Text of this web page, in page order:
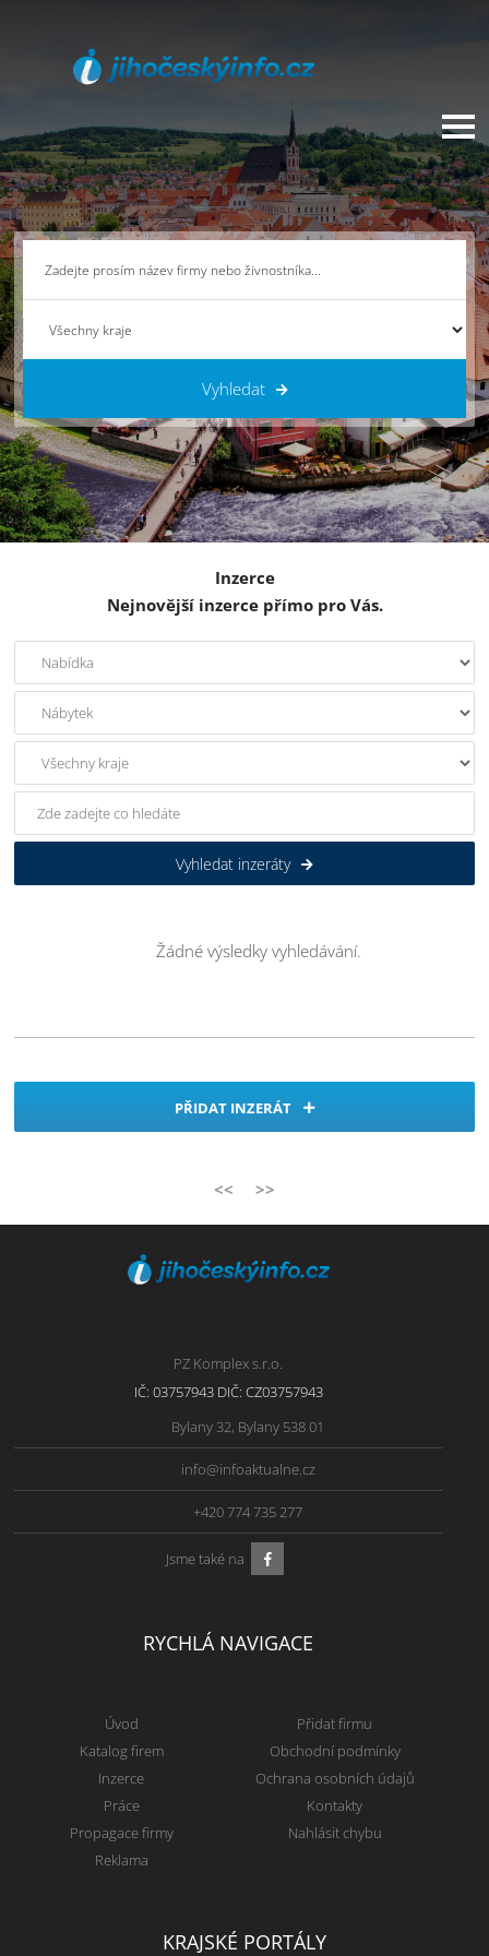
Vyhledat
Inzerce
Nejnovější inzerce přímo pro Vás.
Vyhledat inzeráty
Žádné výsledky vyhledávání.
PŘIDAT INZERÁT
<< >>
PZ Komplex s.r.o.
IČ: 03757943 DIČ: CZ03757943
Bylany 32, Bylany 538 01
info@infoaktualne.cz
+420 774 735 277
Jsme také na
RYCHLÁ NAVIGACE
Úvod
Katalog firem
Inzerce
Práce
Propagace firmy
Reklama
Přidat firmu
Obchodní podmínky
Ochrana osobních údajů
Kontakty
Nahlásit chybu
KRAJSKÉ PORTÁLY